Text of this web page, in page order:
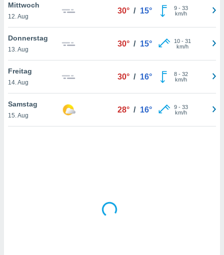
Rand
Mittwoch
12. Aug
30° / 15° 9- 33
km/h
Donnerstag
13. Aug
30° / 15° 10- 31
km/h
Freitag
14. Aug
30° / 16° 8- 32
km/h
Samstag
15. Aug
28° / 16° 9- 33
km/h